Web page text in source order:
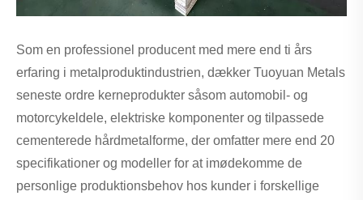
Som en professionel producent med mere end ti års
erfaring i metalproduktindustrien, dækker Tuoyuan Metals
seneste ordre kerneprodukter såsom automobil- og
motorcykeldele, elektriske komponenter og tilpassede
cementerede hårdmetalforme, der omfatter mere end 20
specifikationer og modeller for at imødekomme de
personlige produktionsbehov hos kunder i forskellige